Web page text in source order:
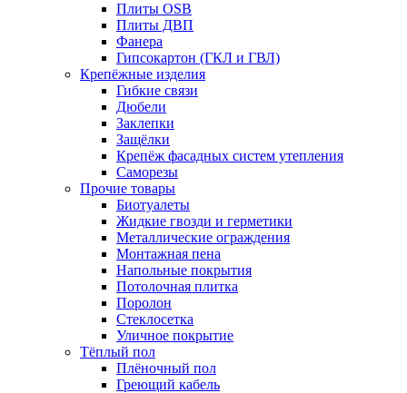
Плиты OSB
Плиты ДВП
Фанера
Гипсокартон (ГКЛ и ГВЛ)
Крепёжные изделия
Гибкие связи
Дюбели
Заклепки
Защёлки
Крепёж фасадных систем утепления
Саморезы
Прочие товары
Биотуалеты
Жидкие гвозди и герметики
Металлические ограждения
Монтажная пена
Напольные покрытия
Потолочная плитка
Поролон
Стеклосетка
Уличное покрытие
Тёплый пол
Плёночный пол
Греющий кабель